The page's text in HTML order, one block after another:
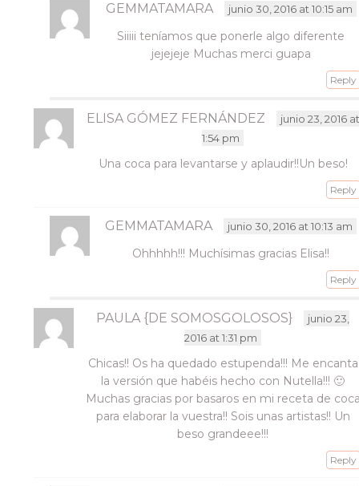
GEMMATAMARA junio 30, 2016 at 10:15 am
Siiiii teníamos que ponerle algo diferente
jejejeje Muchas merci guapa
Reply
ELISA GÓMEZ FERNÁNDEZ
junio 23, 2016 at
1:54 pm
Una coca para levantarse y aplaudir!!Un beso!
Reply
GEMMATAMARA junio 30, 2016 at 10:13 am
Ohhhhh!!! Muchísimas gracias Elisa!!
Reply
PAULA {DE SOMOSGOLOSOS}
junio 23,
2016 at 1:31 pm
Chicas!! Os ha quedado estupenda!!! Me encanta
la versión que habéis hecho con Nutella!!! 🙂
Muchas gracias por basaros en mi receta de
para elaborar la vuestra!! Sois unas artistas!! Un
beso grandeee!!!
Reply